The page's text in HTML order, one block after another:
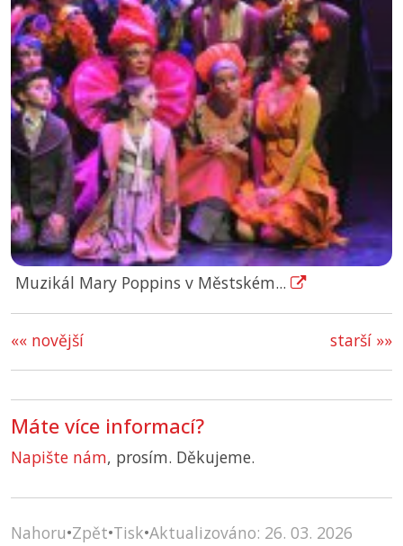
Muzikál Mary Poppins v Městském...
starší »»
«« novější
Máte více informací?
Napište nám, prosím. Děkujeme.
Nahoru•Zpět•Tisk•Aktualizováno: 26. 03. 2026